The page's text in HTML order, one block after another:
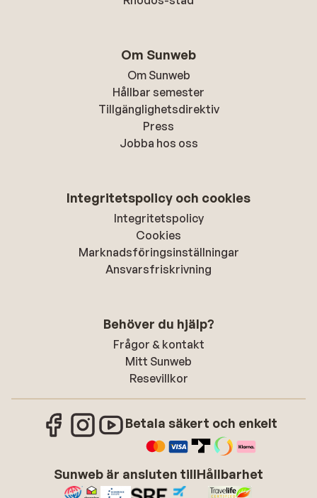
Om Sunweb
Om Sunweb
Hållbar semester
Tillgänglighetsdirektiv
Press
Jobba hos oss
Integritetspolicy och cookies
Integritetspolicy
Cookies
Marknadsföringsinställningar
Ansvarsfriskrivning
Behöver du hjälp?
Frågor & kontakt
Mitt Sunweb
Resevillkor
Betala säkert och enkelt
Sunweb är ansluten tillHållbarhet